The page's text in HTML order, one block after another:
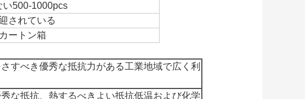
い500-1000pcs
されている
ートン箱
すべき優秀な抵抗力がある工業地域で広く利
な抵抗、熱するべきよい抵抗低温および化学